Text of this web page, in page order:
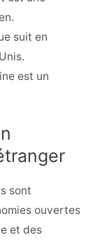
suit en
est un
sont
ouvertes
et des